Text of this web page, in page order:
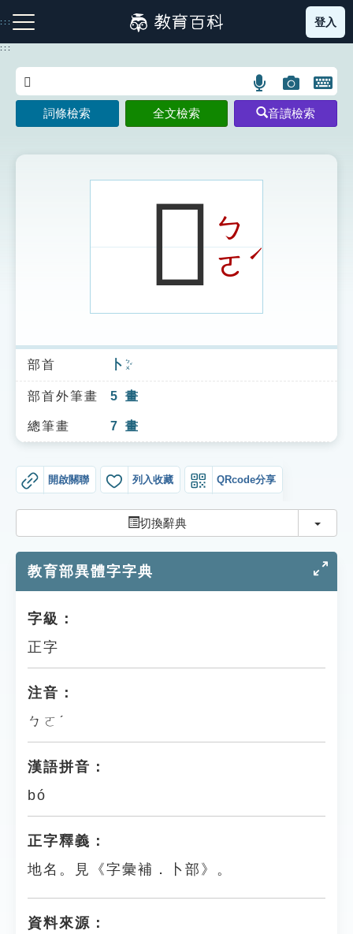
到
主
:::
注音索引圖示 筆畫索引圖示 部首索引表圖示
索引選單
知識索引
單字索引
貓頭鷹博士
登入
:::
語
言
搜
示
圖
片
搜
開
鍵
圖
詞條檢索 全文檢索 音讀檢索
𠧛ㄅ
ㄛˊ
部首 卜 ㄅㄨˇ
部首外筆畫 5 畫
總筆畫 7 畫
開啟關聯 列入收藏 QRcode分享
切換辭典 切換
教育部異體字字典
字級：
正字
注音：
ㄅㄛˊ
漢語拼音：
bó
正字釋義：
地名。見《字彙補．卜部》。
資料來源：